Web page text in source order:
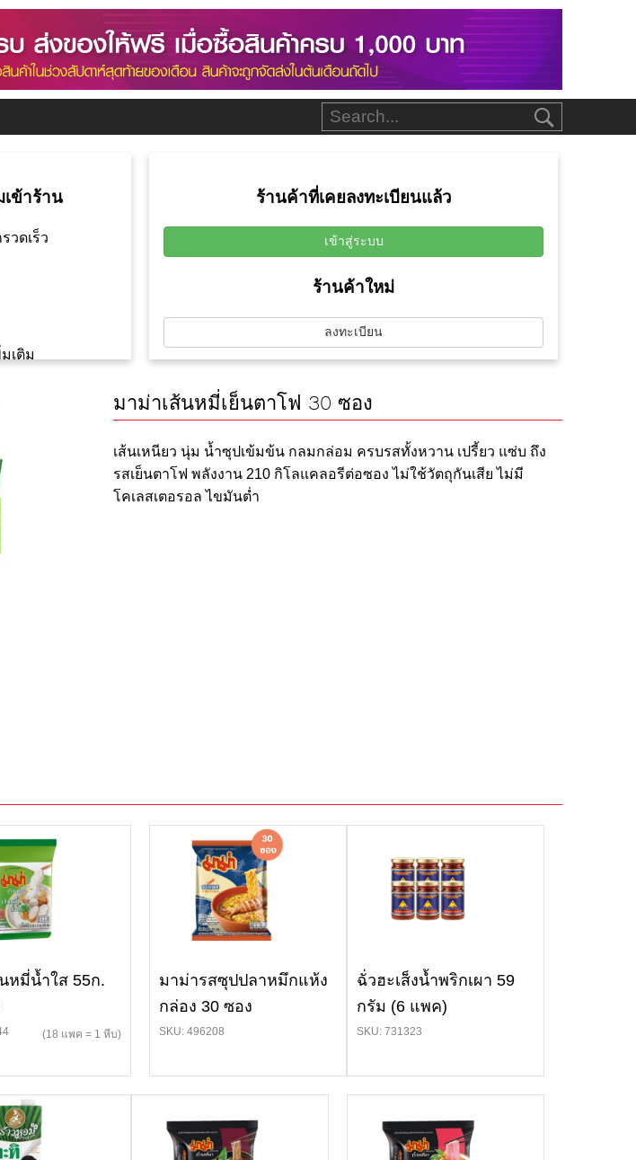
เข้าร้าน
วดเร็ว
เติม
ร้านค้าที่เคยลงทะเบียนแล้ว
เข้าสู่ระบบ
ร้านค้าใหม่
ลงทะเบียน
มาม่าเส้นหมี่เย็นตาโฟ 30 ซอง
เส้นเหนียว นุ่ม น้ำซุปเข้มข้น กลมกล่อม ครบรสทั้งหวาน เปรี้ยว แซ่บ ถึง
รสเย็นตาโฟ พลังงาน 210 กิโลแคลอรีต่อซอง ไม่ใช้วัตถุกันเสีย ไม่มี
โคเลสเตอรอล ไขมันต่ำ
หมี่น้ำใส 55ก.
(18 แพค = 1 หีบ)
มาม่ารสซุปปลาหมึกแห้ง
กล่อง 30 ซอง
SKU: 496208
ฉั่วฮะเส็งน้ำพริกเผา 59
กรัม (6 แพค)
SKU: 731323